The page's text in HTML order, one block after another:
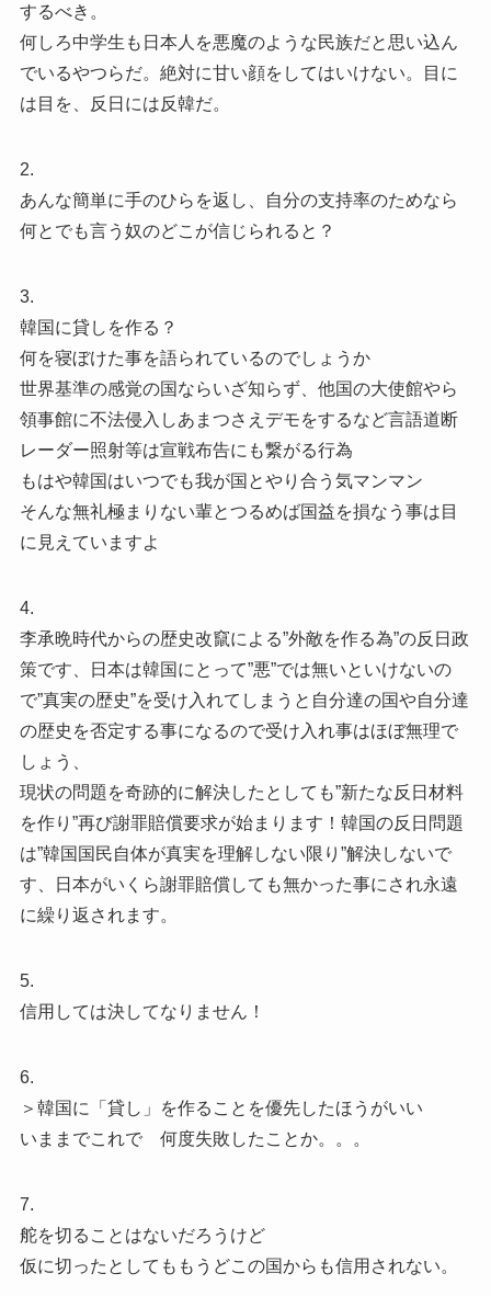
するべき。
何しろ中学生も日本人を悪魔のような民族だと思い込ん
でいるやつらだ。絶対に甘い顔をしてはいけない。目に
は目を、反日には反韓だ。
2.
あんな簡単に手のひらを返し、自分の支持率のためなら
何とでも言う奴のどこが信じられると？
3.
韓国に貸しを作る？
何を寝ぼけた事を語られているのでしょうか
世界基準の感覚の国ならいざ知らず、他国の大使館やら
領事館に不法侵入しあまつさえデモをするなど言語道断
レーダー照射等は宣戦布告にも繋がる行為
もはや韓国はいつでも我が国とやり合う気マンマン
そんな無礼極まりない輩とつるめば国益を損なう事は目
に見えていますよ
4.
李承晩時代からの歴史改竄による”外敵を作る為”の反日政
策です、日本は韓国にとって”悪”では無いといけないの
で”真実の歴史”を受け入れてしまうと自分達の国や自分達
の歴史を否定する事になるので受け入れ事はほぼ無理で
しょう、
現状の問題を奇跡的に解決したとしても”新たな反日材料
を作り”再び謝罪賠償要求が始まります！韓国の反日問題
は”韓国国民自体が真実を理解しない限り”解決しないで
す、日本がいくら謝罪賠償しても無かった事にされ永遠
に繰り返されます。
5.
信用しては決してなりません！
6.
＞韓国に「貸し」を作ることを優先したほうがいい
いままでこれで 何度失敗したことか。。。
7.
舵を切ることはないだろうけど
仮に切ったとしてももうどこの国からも信用されない。